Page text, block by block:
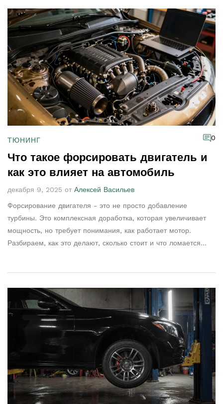
ТЮНИНГ 0
Что такое форсировать двигатель и
как это влияет на автомобиль
декабря 9, 2025 от Алексей Васильев
Форсирование двигателя - это не просто добавление
турбины. Это комплексная доработка, которая увеличивает
мощность, но требует понимания, как работает мотор.
Разбираем, как это делают, сколько стоит и что ломается